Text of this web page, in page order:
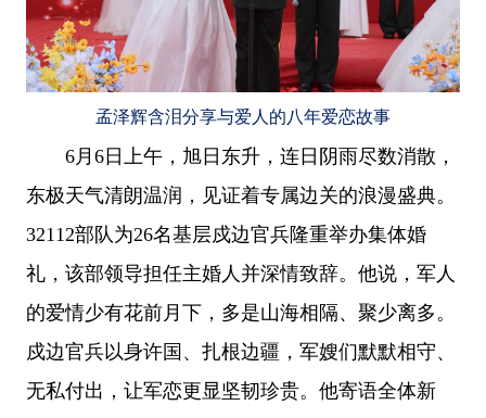
孟泽辉含泪分享与爱人的八年爱恋故事
6月6日上午，旭日东升，连日阴雨尽数消散，
东极天气清朗温润，见证着专属边关的浪漫盛典。
32112部队为26名基层戍边官兵隆重举办集体婚
礼，该部领导担任主婚人并深情致辞。他说，军人
的爱情少有花前月下，多是山海相隔、聚少离多。
戍边官兵以身许国、扎根边疆，军嫂们默默相守、
无私付出，让军恋更显坚韧珍贵。他寄语全体新